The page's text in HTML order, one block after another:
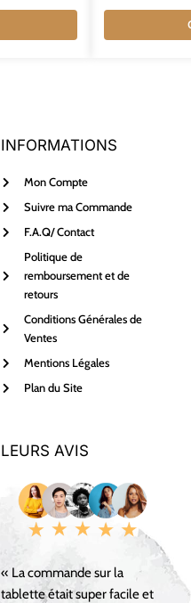
INFORMATIONS
Mon Compte
Suivre ma Commande
F.A.Q/ Contact
Politique de
remboursement et de
retours
Conditions Générales de
Ventes
Mentions Légales
Plan du Site
LEURS AVIS
« La commande sur la
tablette était super facile et